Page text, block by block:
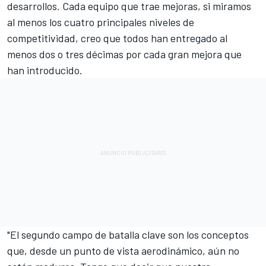
desarrollos. Cada equipo que trae mejoras, si miramos
al menos los cuatro principales niveles de
competitividad, creo que todos han entregado al
menos dos o tres décimas por cada gran mejora que
han introducido.
"El segundo campo de batalla clave son los conceptos
que, desde un punto de vista aerodinámico, aún no